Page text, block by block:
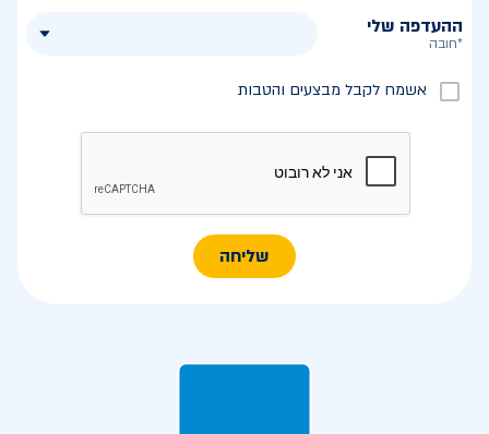
ההעדפה שלי
*חובה
אשמח לקבל מבצעים והטבות
שליחה